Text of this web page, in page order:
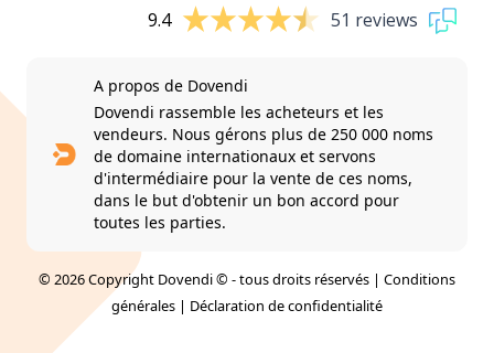
9.4 51 reviews
A propos de Dovendi
Dovendi rassemble les acheteurs et les
vendeurs. Nous gérons plus de 250 000 noms
de domaine internationaux et servons
d'intermédiaire pour la vente de ces noms,
dans le but d'obtenir un bon accord pour
toutes les parties.
© 2026 Copyright Dovendi © - tous droits réservés | Conditions
générales | Déclaration de confidentialité